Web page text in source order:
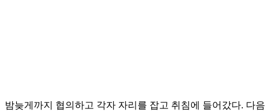
밤늦게까지 협의하고 각자 자리를 잡고 취침에 들어갔다. 다음